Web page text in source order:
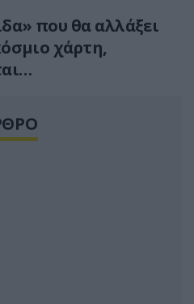
που θα αλλάξει
χάρτη,